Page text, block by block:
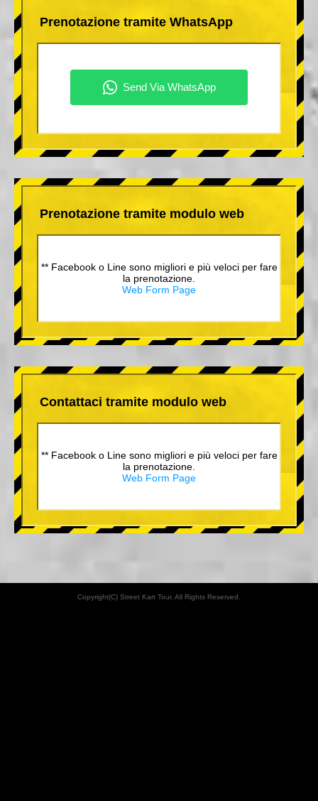
Prenotazione tramite WhatsApp
Prenotazione tramite modulo web
** Facebook o Line sono migliori e più veloci per fare
la prenotazione.
Web Form Page
Contattaci tramite modulo web
** Facebook o Line sono migliori e più veloci per fare
la prenotazione.
Web Form Page
Copyright(C) Street Kart Tour. All Rights Reserved.